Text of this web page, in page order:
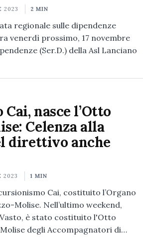
2023 2 MIN
regionale sulle dipendenze
venerdì prossimo, 17 novembre
(Ser.D.) della Asl Lanciano
nasce l’Otto
Celenza alla
direttivo anche
2023 1 MIN
Cai, costituito l’Organo
Molise. Nell’ultimo weekend,
è stato costituito l'Otto
degli Accompagnatori di…